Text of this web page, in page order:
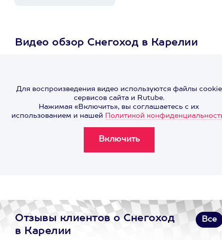
Видео обзор Снегоход в Карелии
Для воспроизведения видео используются файлы cookie
сервисов сайта и Rutube.
Нажимая «Включить», вы соглашаетесь с их
использованием и нашей Политикой
Отзывы клиентов о Снегоход
в Карелии
Все